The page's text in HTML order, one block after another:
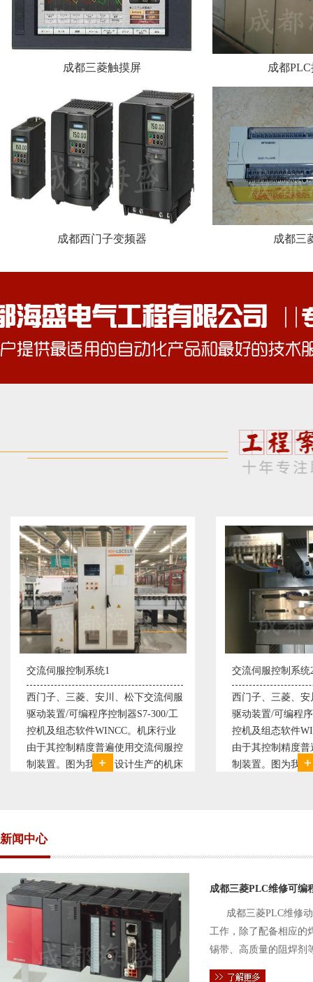
成都三菱触摸屏 成都
成都西门子变频器 成都三
交流伺服控制系统2
西门子、三菱、安川、松下交流伺服
驱动装置/可编程序控制器S7-300/工
控机及组态软件WINCC。机床行业
由于其控制精度普遍使用交流伺服控
制装置。图为我公司设计生产的机床
变频恒压供水
变频恒压供
极调速技术
使供水随着
持供水设定
点、远传压
新闻中心
成都三菱PLC维修可编
成都三菱PLC维修
工作，除了配备相应的
锡带、高质量的阻焊剂
件的电路及通信电缆。